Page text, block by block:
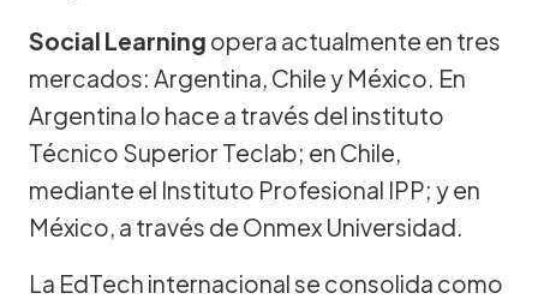
Social Learning opera actualmente en tres
mercados: Argentina, Chile y México. En
Argentina lo hace a través del instituto
Técnico Superior Teclab; en Chile,
mediante el Instituto Profesional IPP; y en
México, a través de Onmex Universidad.
La EdTech internacional se consolida como